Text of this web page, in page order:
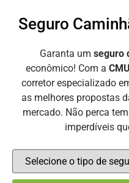
Seguro
Garanta um seguro
econômico! Com a
corretor especializado
as melhores propostas
mercado. Não perca
imperdíveis